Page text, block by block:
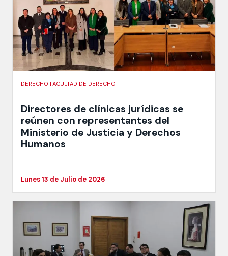
DERECHO FACULTAD DE DERECHO
Directores de clínicas jurídicas se
reúnen con representantes del
Ministerio de Justicia y Derechos
Humanos
Lunes 13 de Julio de 2026